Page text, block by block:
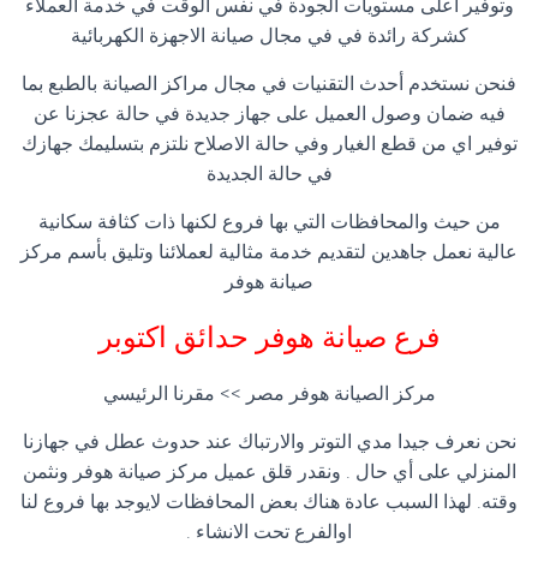
وتوفير أعلى مستويات الجودة في نفس الوقت في خدمة العملاء
كشركة رائدة في في مجال صيانة الاجهزة الكهربائية
فنحن نستخدم أحدث التقنيات في مجال مراكز الصيانة بالطبع بما
فيه ضمان وصول العميل على جهاز جديدة في حالة عجزنا عن
توفير اي من قطع الغيار وفي حالة الاصلاح نلتزم بتسليمك جهازك
في حالة الجديدة
من حيث والمحافظات التي بها فروع لكنها ذات كثافة سكانية
عالية نعمل جاهدين لتقديم خدمة مثالية لعملائنا وتليق بأسم مركز
صيانة هوفر
فرع صيانة هوفر حدائق اكتوبر
مركز الصيانة هوفر مصر >> مقرنا الرئيسي
نحن نعرف جيدا مدي التوتر والارتباك عند حدوث عطل في جهازنا
المنزلي على أي حال . ونقدر قلق عميل مركز صيانة هوفر ونثمن
وقته. لهذا السبب عادة هناك بعض المحافظات لايوجد بها فروع لنا
اوالفرع تحت الانشاء .